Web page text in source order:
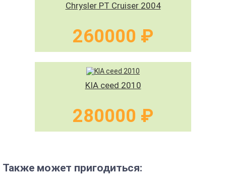
Chrysler PT Cruiser 2004
260000 ₽
KIA ceed 2010
280000 ₽
Также может пригодиться: